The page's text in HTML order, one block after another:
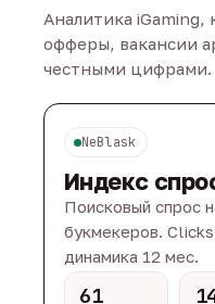
Аналитика iGaming,
офферы, вакансии
честными цифрами.
NeBlask
Индекс
Поисковый спрос
букмекеров.
динамика 12 мес.
61